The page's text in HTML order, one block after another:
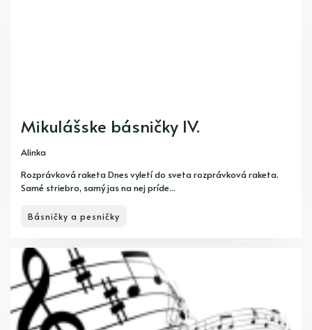
Mikulášske básničky IV.
Alinka
Rozprávková raketa Dnes vyletí do sveta rozprávková raketa.
Samé striebro, samý jas na nej príde...
Básničky a pesničky